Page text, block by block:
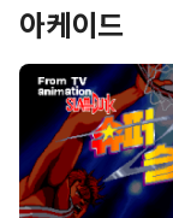
아케이드